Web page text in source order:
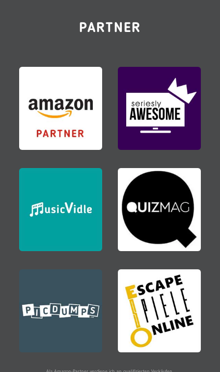
PARTNER